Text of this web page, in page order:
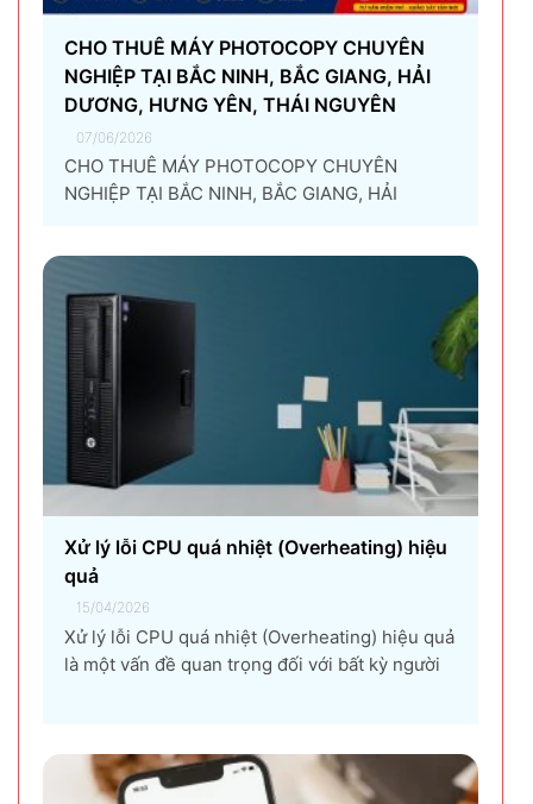
CHO THUÊ MÁY PHOTOCOPY CHUYÊN
NGHIỆP TẠI BẮC NINH, BẮC GIANG, HẢI
DƯƠNG, HƯNG YÊN, THÁI NGUYÊN
07/06/2026
CHO THUÊ MÁY PHOTOCOPY CHUYÊN
NGHIỆP TẠI BẮC NINH, BẮC GIANG, HẢI
chi phí vận hành, ngày càng nhiều doanh
nghiệp lựa chọn giải pháp...
Xử lý lỗi CPU quá nhiệt (Overheating) hiệu
quả
15/04/2026
Xử lý lỗi CPU quá nhiệt (Overheating) hiệu quả
là một vấn đề quan trọng đối với bất kỳ người
gây ra...